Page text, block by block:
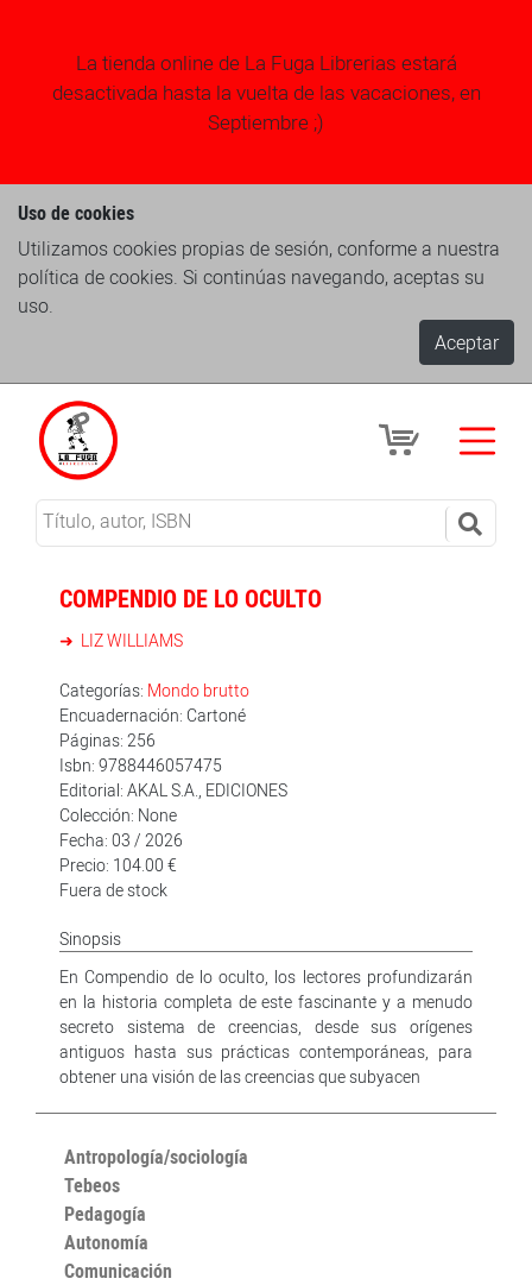
La tienda online de La Fuga Librerias estará
desactivada hasta la vuelta de las vacaciones, en
Septiembre ;)
Uso de cookies
Utilizamos cookies propias de sesión, conforme a nuestra
política de cookies. Si continúas navegando, aceptas su
uso.
Aceptar
COMPENDIO DE LO OCULTO
LIZ WILLIAMS
Categorías: Mondo brutto
Encuadernación: Cartoné
Páginas: 256
Isbn: 9788446057475
Editorial: AKAL S.A., EDICIONES
Colección: None
Fecha: 03 / 2026
Precio: 104.00 €
Fuera de stock
Sinopsis
En Compendio de lo oculto, los lectores profundizarán
en la historia completa de este fascinante y a menudo
secreto sistema de creencias, desde sus orígenes
antiguos hasta sus prácticas contemporáneas, para
obtener una visión de las creencias que subyacen
Antropología/sociología
Tebeos
Pedagogía
Autonomía
Comunicación